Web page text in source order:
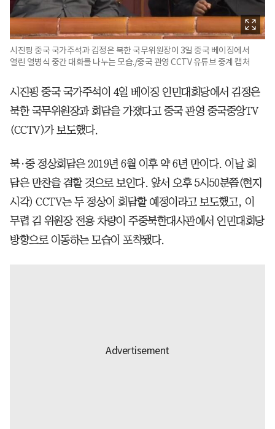
시진핑 중국 국가주석과 김정은 북한 국무위원장이 3일 중국 베이징에서
열린 열병식 중간 대화를 나누는 모습./중국 관영 CCTV 유튜브 중계 캡처
시진핑 중국 국가주석이 4일 베이징 인민대회당에서 김정은
북한 국무위원장과 회담을 가졌다고 중국 관영 중국중앙TV
(CCTV)가 보도했다.
북·중 정상회담은 2019년 6월 이후 약 6년 만이다. 이날 회
담은 만찬을 겸할 것으로 보인다. 앞서 오후 5시50분쯤(현지
시각) CCTV는 두 정상이 회담할 예정이라고 보도했고, 이
무렵 김 위원장 전용 차량이 주중북한대사관에서 인민대회당
방향으로 이동하는 모습이 포착됐다.